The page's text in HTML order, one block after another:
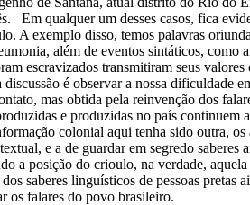
Em qualquer um desses casos, fica
A exemplo disso, temos palavras
além de eventos sintáticos,
escravizados transmitiram seus
discussão é observar a nossa dificuldade
mas obtida pela reinvenção dos
e produzidas no país
colonial aqui tenha sido outra,
e a de guardar em segredo
a posição do crioulo, na verdade,
saberes linguísticos de pessoas
os falares do povo brasileiro.